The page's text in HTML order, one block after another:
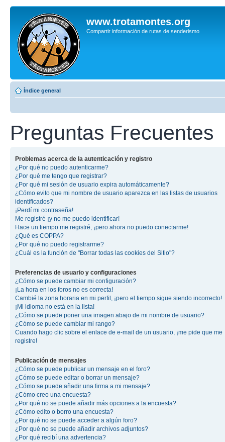
www.trotamontes.org
Compartir información de rutas de senderismo
Índice general
Preguntas Frecuentes
Problemas acerca de la autenticación y registro
¿Por qué no puedo autenticarme?
¿Por qué me tengo que registrar?
¿Por qué mi sesión de usuario expira automáticamente?
¿Cómo evito que mi nombre de usuario aparezca en las listas de usuarios
identificados?
¡Perdí mi contraseña!
Me registré ¡y no me puedo identificar!
Hace un tiempo me registré, ¡pero ahora no puedo conectarme!
¿Qué es COPPA?
¿Por qué no puedo registrarme?
¿Cuál es la función de "Borrar todas las cookies del Sitio"?
Preferencias de usuario y configuraciones
¿Cómo se puede cambiar mi configuración?
¡La hora en los foros no es correcta!
Cambié la zona horaria en mi perfil, ¡pero el tiempo sigue siendo incorrecto!
¡Mi idioma no está en la lista!
¿Cómo se puede poner una imagen abajo de mi nombre de usuario?
¿Cómo se puede cambiar mi rango?
Cuando hago clic sobre el enlace de e-mail de un usuario, ¡me pide que me
registre!
Publicación de mensajes
¿Cómo se puede publicar un mensaje en el foro?
¿Cómo se puede editar o borrar un mensaje?
¿Cómo se puede añadir una firma a mi mensaje?
¿Cómo creo una encuesta?
¿Por qué no se puede añadir más opciones a la encuesta?
¿Cómo edito o borro una encuesta?
¿Por qué no se puede acceder a algún foro?
¿Por qué no se puede añadir archivos adjuntos?
¿Por qué recibí una advertencia?